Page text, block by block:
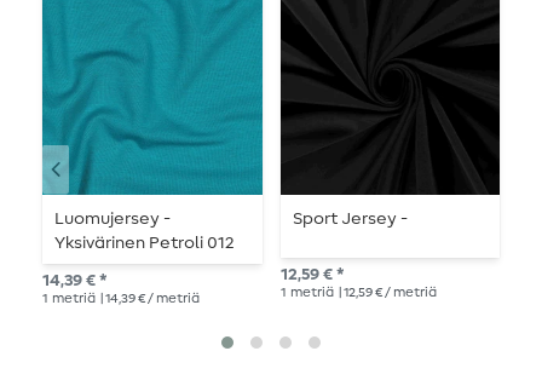
Luomujersey -
Yksivärinen Petroli 012
14,39 € *
1 metriä | 14,39 € / metriä
Sport Jersey -
12,59 € *
1 metriä | 12,59 € / metriä